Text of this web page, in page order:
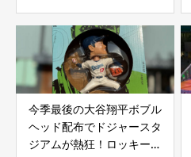
今季最後の大谷翔平ボブル
ヘッド配布でドジャースタ
ジアムが熱狂！ロッキーズ